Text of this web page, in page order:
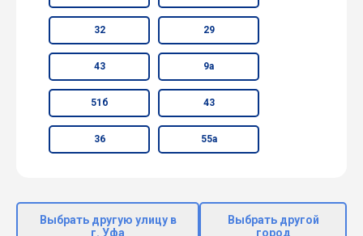
32 29
43 9а
51б 43
36 55а
Выбрать другую улицу в
г. Уфа
Выбрать другой
город